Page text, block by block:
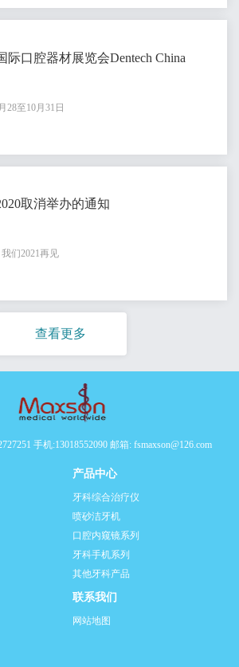
际口腔器材展览会Dentech China
28至10月31日
取消举办的通知
们2021再见
查看更多
手机:13018552090 邮箱: fsmaxson@126.com
产品中心
牙科综合治疗仪
喷砂洁牙机
口腔内窥镜系列
牙科手机系列
其他牙科产品
联系我们
网站地图